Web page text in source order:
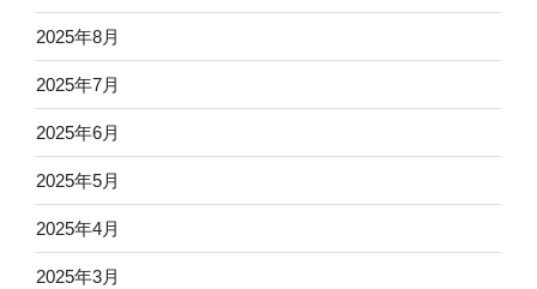
2025年8月
2025年7月
2025年6月
2025年5月
2025年4月
2025年3月